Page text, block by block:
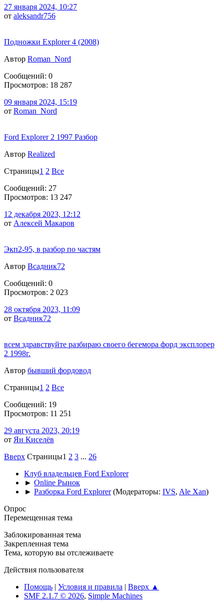
27 января 2024, 10:27
от aleksandr756
Подножки Explorer 4 (2008)
Автор Roman_Nord
Сообщений: 0
Просмотров: 18 287
09 января 2024, 15:19
от Roman_Nord
Ford Explorer 2 1997 Разбор
Автор Realized
Страницы1 2 Все
Сообщений: 27
Просмотров: 13 247
12 декабря 2023, 12:12
от Алексей Макаров
Экп2-95, в разбор по частям
Автор Всадник72
Сообщений: 0
Просмотров: 2 023
28 октября 2023, 11:09
от Всадник72
всем здравствуйте разбираю своего бегемора форд эксплорер
2 1998г.
Автор бывший фордовод
Страницы1 2 Все
Сообщений: 19
Просмотров: 11 251
29 августа 2023, 20:19
от Ян Киселёв
Вверх Страницы1 2 3 ... 26
Клуб владельцев Ford Explorer
► Online Рынок
► Разборка Ford Explorer (Модераторы: IVS, Ale Xan)
Опрос
Перемещенная тема
Заблокированная тема
Закрепленная тема
Тема, которую вы отслеживаете
Действия пользователя
Помощь | Условия и правила | Вверх ▲
SMF 2.1.7 © 2026, Simple Machines